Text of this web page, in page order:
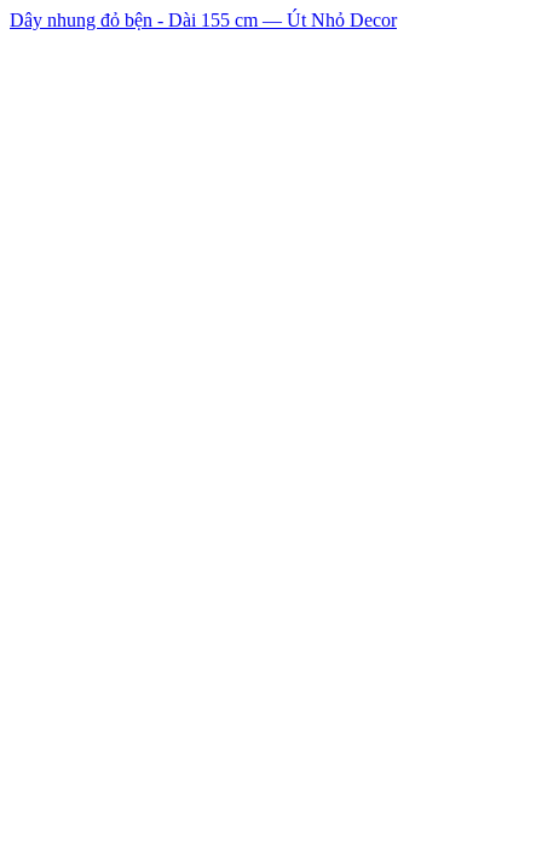
Dây nhung đỏ bện - Dài 155 cm — Út Nhỏ Decor